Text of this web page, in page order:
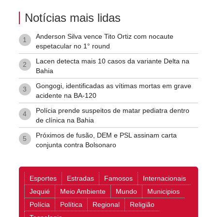
Notícias mais lidas
1
Anderson Silva vence Tito Ortiz com nocaute
espetacular no 1° round
2
Lacen detecta mais 10 casos da variante Delta na
Bahia
3
Gongogi, identificadas as vítimas mortas em grave
acidente na BA-120
4
Polícia prende suspeitos de matar pediatra dentro
de clínica na Bahia
5
Próximos de fusão, DEM e PSL assinam carta
conjunta contra Bolsonaro
Esportes Estradas Famosos
Internacionais
Jequié
Meio Ambiente Mundo
Municipios
Polícia
Política Regional
Religião